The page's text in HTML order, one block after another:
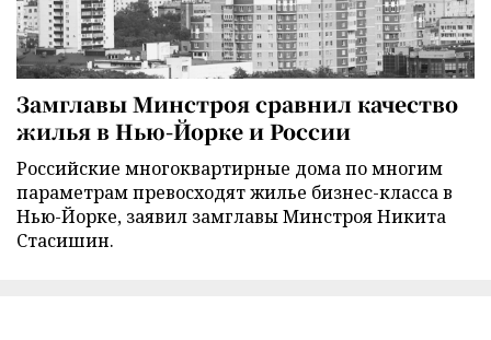
Замглавы Минстроя сравнил качество
жилья в Нью-Йорке и России
Российские многоквартирные дома по многим
параметрам превосходят жилье бизнес-класса в
Нью-Йорке, заявил замглавы Минстроя Никита
Стасишин.